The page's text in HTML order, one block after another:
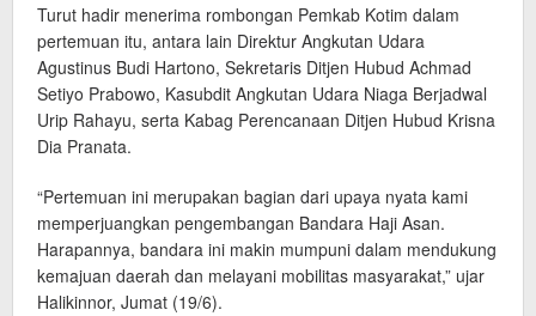
Turut hadir menerima rombongan Pemkab Kotim dalam
pertemuan itu, antara lain Direktur Angkutan Udara
Agustinus Budi Hartono, Sekretaris Ditjen Hubud Achmad
Setiyo Prabowo, Kasubdit Angkutan Udara Niaga Berjadwal
Urip Rahayu, serta Kabag Perencanaan Ditjen Hubud Krisna
Dia Pranata.
“Pertemuan ini merupakan bagian dari upaya nyata kami
memperjuangkan pengembangan Bandara Haji Asan.
Harapannya, bandara ini makin mumpuni dalam mendukung
kemajuan daerah dan melayani mobilitas masyarakat,” ujar
Halikinnor, Jumat (19/6).